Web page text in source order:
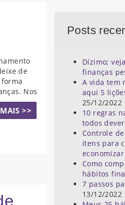
de
Nos
>>
Posts
Dízimo;
finanças
A vida tem
aqui 5
25/12/2022
10 regras
todos
Controle
itens para
economizar
Como
hábitos
7 passos
13/12/2022